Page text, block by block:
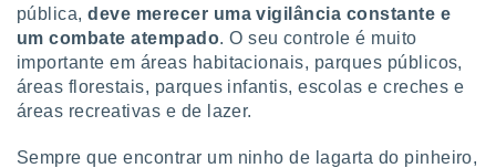
pública,deve merecer uma vigilância constante e
um combate atempado. O seu controle é muito
importante em áreas habitacionais, parques públicos,
áreas florestais, parques infantis, escolas e creches e
áreas recreativas e de lazer.
Sempre que encontrar um ninho de lagarta do pinheiro,